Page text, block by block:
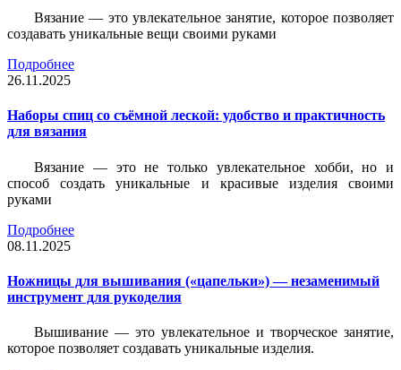
Вязание — это увлекательное занятие, которое позволяет
создавать уникальные вещи своими руками
Подробнее
26.11.2025
Наборы спиц со съёмной леской: удобство и практичность
для вязания
Вязание — это не только увлекательное хобби, но и
способ создать уникальные и красивые изделия своими
руками
Подробнее
08.11.2025
Ножницы для вышивания («цапельки») — незаменимый
инструмент для рукоделия
Вышивание — это увлекательное и творческое занятие,
которое позволяет создавать уникальные изделия.